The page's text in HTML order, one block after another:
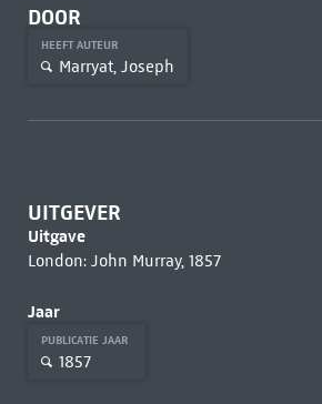
DOOR
HEEFT AUTEUR
Marryat, Joseph
UITGEVER
Uitgave
London: John Murray, 1857
Jaar
PUBLICATIE JAAR
1857